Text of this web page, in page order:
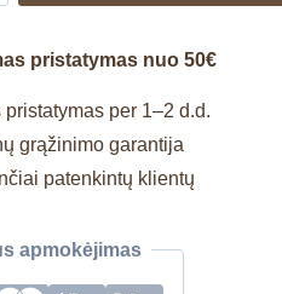
pristatymas nuo 50€
pristatymas per 1–2 d.d.
grąžinimo garantija
patenkintų klientų
apmokėjimas